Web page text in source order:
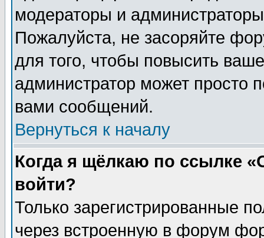
модераторы и
Пожалуйста, не засоряйте
для того, чтобы повысить
администратор может просто
вами сообщений.
Вернуться к началу
Когда я щёлкаю по ссылке
войти?
Только зарегистрированные
через встроенную в форум